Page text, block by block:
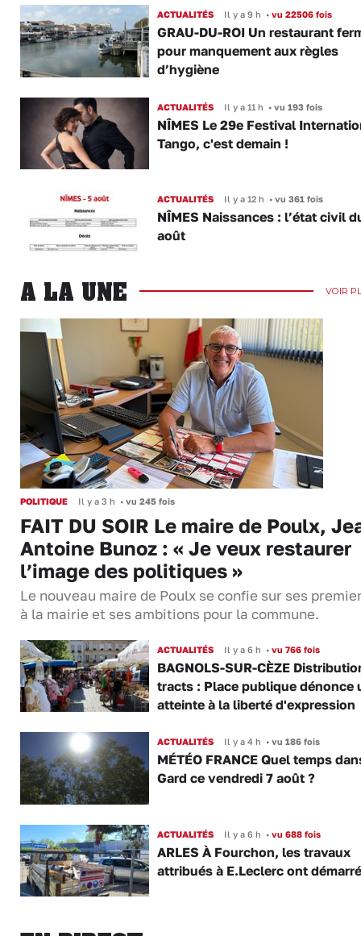
ACTUALITÉS Il y a 9 h •vu 22506 fois
GRAU-DU-ROI Un restaurant
pour manquement aux règles
d’hygiène
ACTUALITÉS Il y a 11 h •vu 193 fois
NÎMES Le 29e Festival
Tango, c'est demain !
ACTUALITÉS Il y a 12 h •vu 361 fois
NÎMES Naissances : l’état civil
août
A LA UNE VOIR
POLITIQUE Il y a 3 h • vu 245 fois
FAIT DU SOIR Le maire de Poulx,
Antoine Bunoz : « Je veux restaurer
l’image des politiques »
Le nouveau maire de Poulx se confie sur ses
à la mairie et ses ambitions pour la commune.
ACTUALITÉS Il y a 6 h •vu 766 fois
BAGNOLS-SUR-CÈZE
tracts : Place publique dénonce
atteinte à la liberté d'expression
ACTUALITÉS Il y a 4 h •vu 186 fois
MÉTÉO FRANCE Quel temps
Gard ce vendredi 7 août ?
ACTUALITÉS Il y a 6 h •vu 688 fois
ARLES À Fourchon, les travaux
attribués à E.Leclerc ont démarré